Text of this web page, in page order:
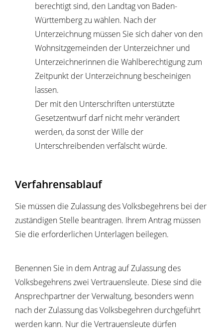
berechtigt sind, den Landtag von Baden-
Württemberg zu wählen. Nach der
Unterzeichnung müssen Sie sich daher von den
Wohnsitzgemeinden der Unterzeichner und
Unterzeichnerinnen die Wahlberechtigung zum
Zeitpunkt der Unterzeichnung bescheinigen
lassen.
Der mit den Unterschriften unterstützte
Gesetzentwurf darf nicht mehr verändert
werden, da sonst der Wille der
Unterschreibenden verfälscht würde.
Verfahrensablauf
Sie müssen die Zulassung des Volksbegehrens bei der
zuständigen Stelle beantragen. Ihrem Antrag müssen
Sie die erforderlichen Unterlagen beilegen.
Benennen Sie in dem Antrag auf Zulassung des
Volksbegehrens zwei Vertrauensleute. Diese sind die
Ansprechpartner der Verwaltung, besonders wenn
nach der Zulassung das Volksbegehren durchgeführt
werden kann. Nur die Vertrauensleute dürfen